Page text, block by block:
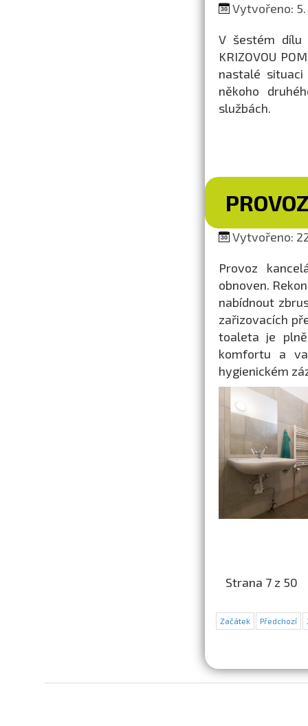
Vytvořeno: 5.
V šestém dílu
KRIZOVOU
nastalé
někoho
službách.
Vytvořeno:
Provoz
obnoven.
nabídnout
zařizovacích
toaleta je
komfortu a
hygienickém
Strana 7 z 50
Začátek Předchozí